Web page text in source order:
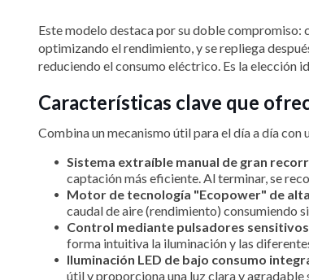
Este modelo destaca por su doble compromiso:
optimizando el rendimiento, y se repliega
reduciendo el consumo eléctrico. Es la elección
Características clave que
Combina un mecanismo útil para el día a día
Sistema extraíble manual de gran
captación más eficiente. Al terminar, se
Motor de tecnología "Ecopower" de
caudal de aire (rendimiento) consumiendo
Control mediante pulsadores
forma intuitiva la iluminación y las
Iluminación LED de bajo consumo
útil y proporciona una luz clara y agradable